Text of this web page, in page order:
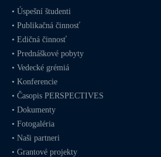
•Úspešní študenti
•Publikačná činnosť
•Edičná činnosť
•Prednáškové pobyty
•Vedecké grémiá
•Konferencie
• Časopis PERSPECTIVES
•Dokumenty
•Fotogaléria
•Naši partneri
•Grantové projekty